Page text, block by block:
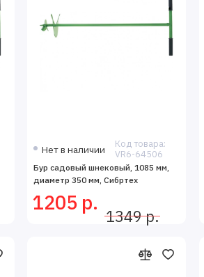
Нет в наличии
Код товара:
VR6-64506
Бур садовый шнековый, 1085 мм,
диаметр 350 мм, Сибртех
1205 р.
1349 р.